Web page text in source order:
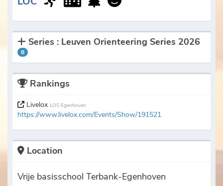
Series : Leuven Orienteering Series 2026
8
Rankings
Livelox LOS Egenhoven
https://www.livelox.com/Events/Show/191521
Location
Vrije basisschool Terbank-Egenhoven